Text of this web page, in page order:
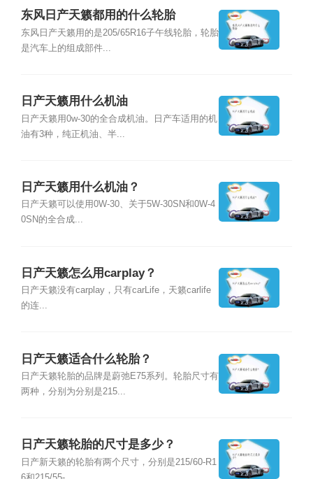
东风日产天籁都用的什么轮胎
东风日产天籁用的是205/65R16子午线轮胎，轮胎
是汽车上的组成部件...
日产天籁用什么机油
日产天籁用0w-30的全合成机油。日产车适用的机
油有3种，纯正机油、半...
日产天籁用什么机油？
日产天籁可以使用0W-30、关于5W-30SN和0W-4
0SN的全合成...
日产天籁怎么用carplay？
日产天籁没有carplay，只有carLife，天籁carlife
的连...
日产天籁适合什么轮胎？
日产天籁轮胎的品牌是蔚弛E75系列。轮胎尺寸有
两种，分别为分别是215...
日产天籁轮胎的尺寸是多少？
日产新天籁的轮胎有两个尺寸，分别是215/60-R1